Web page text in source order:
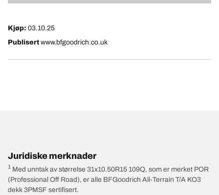
4
Kjøp: 03.10.25
Publisert www.bfgoodrich.co.uk
Juridiske merknader
1 Med unntak av størrelse 31x10.50R15 109Q, som er merket POR
(Professional Off Road), er alle BFGoodrich All-Terrain T/A KO3
dekk 3PMSF sertifisert.